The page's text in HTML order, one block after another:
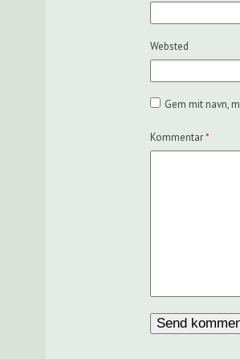
Websted
Gem mit navn,
Kommentar*